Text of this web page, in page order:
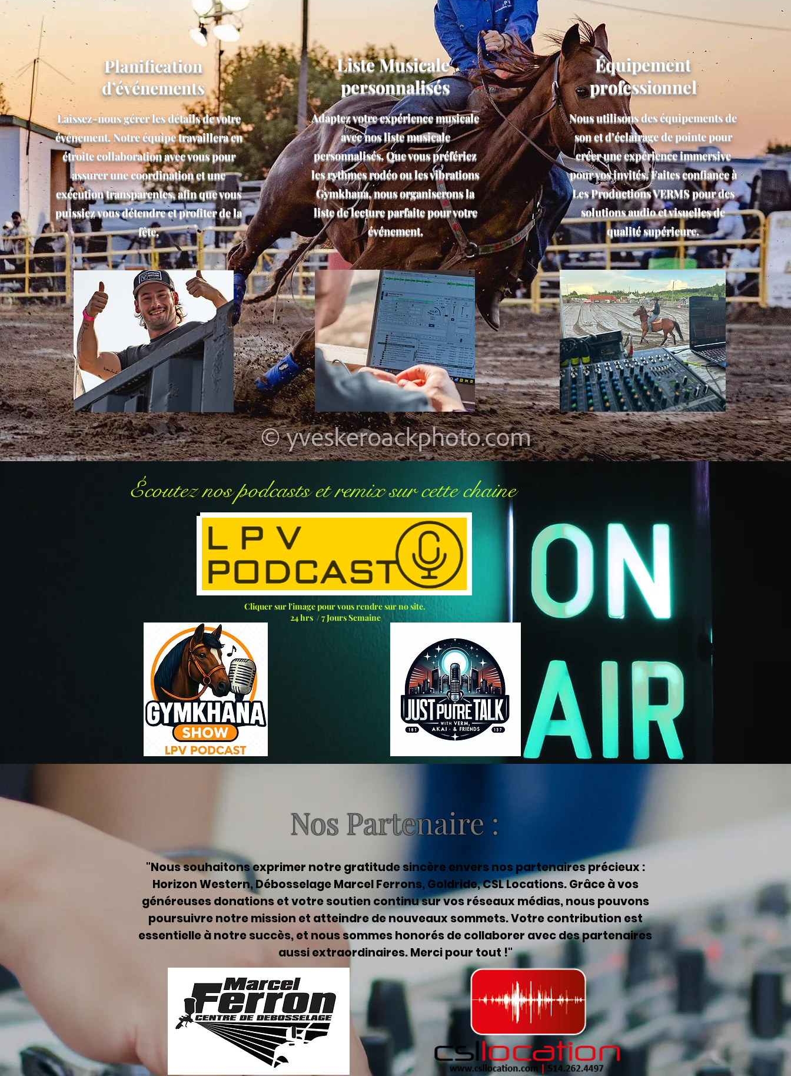
Planification
d’événements
Laissez-nous gérer les détails de votre
événement. Notre équipe travaillera en
étroite collaboration avec vous pour
assurer une coordination et une
exécution transparentes, afin que vous
puissiez vous détendre et profiter de la
fête.
Liste Musicale
personnalisés
Adaptez votre expérience musicale
avec nos liste musicale
personnalisés. Que vous préfériez
les rythmes rodéo ou les vibrations
Gymkhana, nous organiserons la
liste de lecture parfaite pour votre
événement.
Équipement
professionnel
Nous utilisons des équipements de
son et d’éclairage de pointe pour
créer une expérience immersive
pour vos invités. Faites confiance à
Les Productions VERMS pour des
solutions audio et visuelles de
qualité supérieure.
Écoutez nospodcasts et remix sur cette chaine
Cliquer sur l'imagepour vous rendre sur no site.
24 hrs / 7 Jours Semaine
Nos Partenaire :
"Nous souhaitons exprimer notre gratitude sincère envers nos partenaires précieux :
Horizon Western, Débosselage Marcel Ferrons, Goldride, CSL Locations. Grâce à vos
généreuses donations et votre soutien continu sur vos réseaux médias, nous pouvons
poursuivre notre mission et atteindre de nouveaux sommets. Votre contribution est
essentielle à notre succès, et nous sommes honorés de collaborer avec des partenaires
aussi extraordinaires. Merci pour tout !"